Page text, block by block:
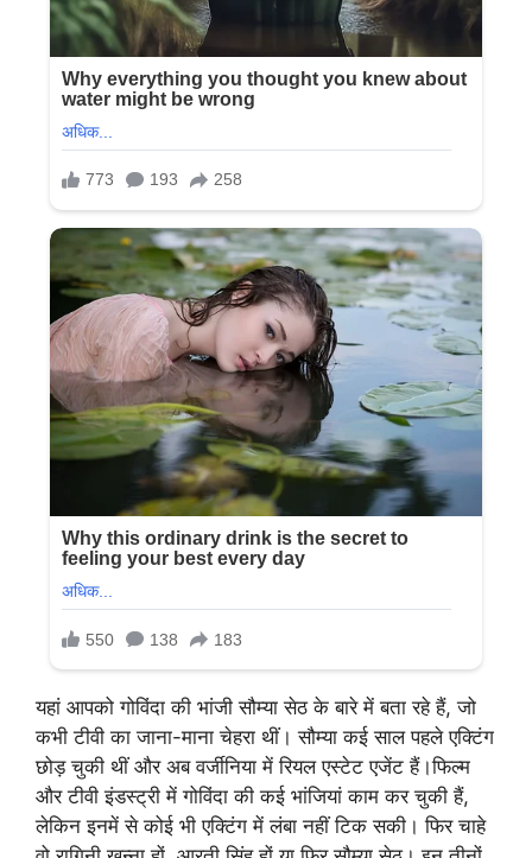
यहां आपको गोविंदा की भांजी सौम्या सेठ के बारे में बता रहे हैं, जो
कभी टीवी का जाना-माना चेहरा थीं। सौम्या कई साल पहले एक्टिंग
छोड़ चुकी थीं और अब वर्जीनिया में रियल एस्टेट एजेंट हैं।फिल्म
और टीवी इंडस्ट्री में गोविंदा की कई भांजियां काम कर चुकी हैं,
लेकिन इनमें से कोई भी एक्टिंग में लंबा नहीं टिक सकी। फिर चाहे